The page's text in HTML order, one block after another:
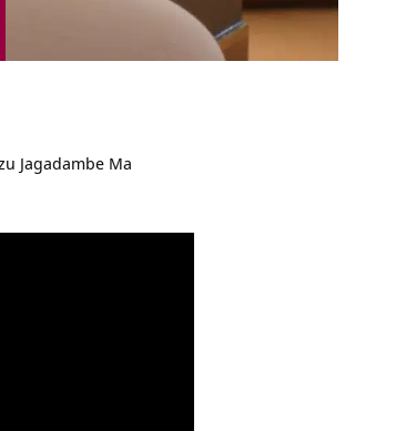
Jagadambe Ma